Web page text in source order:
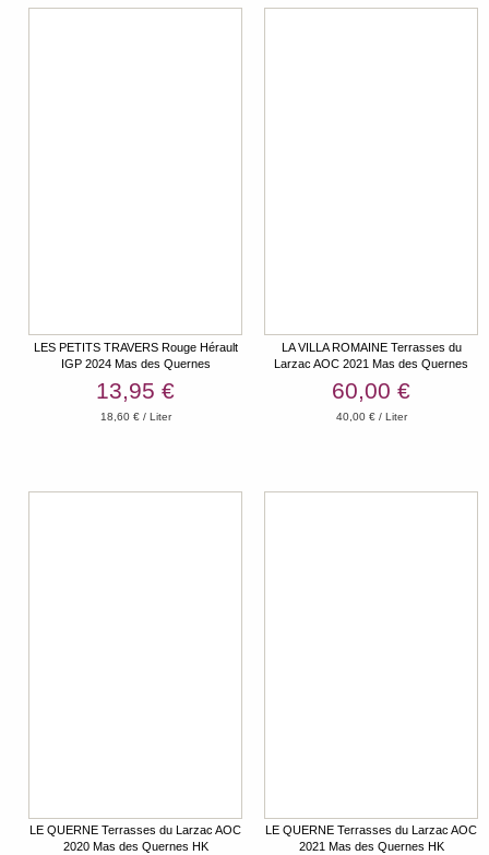
LES PETITS TRAVERS Rouge Hérault
IGP 2024 Mas des Quernes
13,95 €
18,60 € / Liter
LA VILLA ROMAINE Terrasses du
Larzac AOC 2021 Mas des Quernes
60,00 €
40,00 € / Liter
LE QUERNE Terrasses du Larzac AOC
2020 Mas des Quernes HK
LE QUERNE Terrasses du Larzac AOC
2021 Mas des Quernes HK